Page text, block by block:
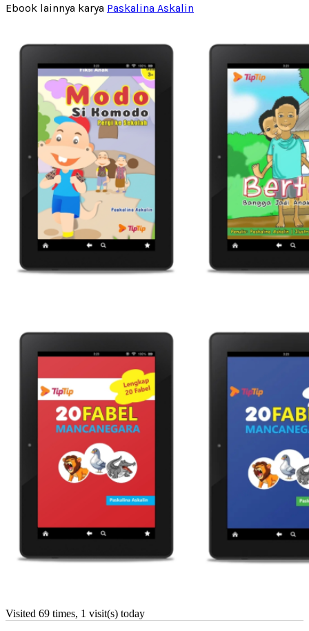
Ebook lainnya karya Paskalina Askalin
Visited 69 times, 1 visit(s) today